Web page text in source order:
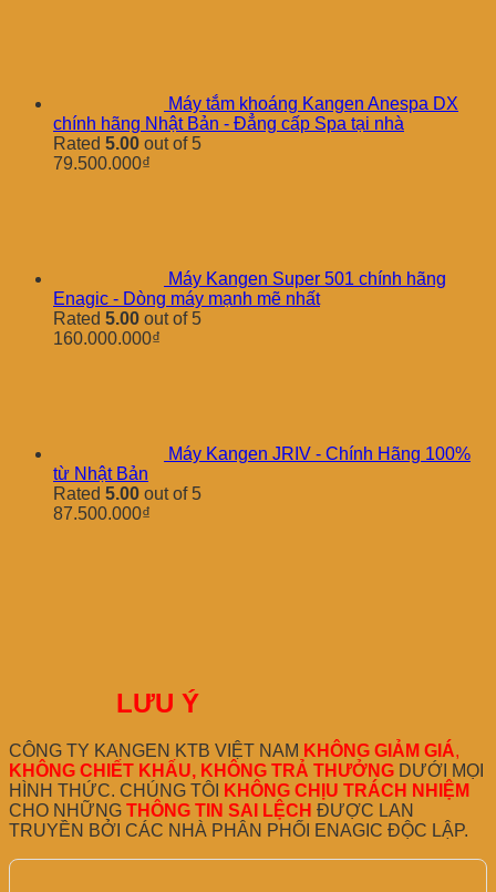
Máy tắm khoáng Kangen Anespa DX
chính hãng Nhật Bản - Đẳng cấp Spa tại nhà
Rated 5.00 out of 5
79.500.000₫
Máy Kangen Super 501 chính hãng
Enagic - Dòng máy mạnh mẽ nhất
Rated 5.00 out of 5
160.000.000₫
Máy Kangen JRIV - Chính Hãng 100%
từ Nhật Bản
Rated 5.00 out of 5
87.500.000₫
LƯU Ý
CÔNG TY KANGEN KTB VIỆT NAM KHÔNG GIẢM GIÁ,
KHÔNG CHIẾT KHẤU, KHÔNG TRẢ THƯỞNG DƯỚI MỌI
HÌNH THỨC. CHÚNG TÔI
KHÔNG CHỊU TRÁCH NHIỆM
CHO NHỮNG THÔNG TIN SAI LỆCH ĐƯỢC LAN
TRUYỀN BỞI CÁC NHÀ PHÂN PHỐI ENAGIC ĐỘC LẬP.